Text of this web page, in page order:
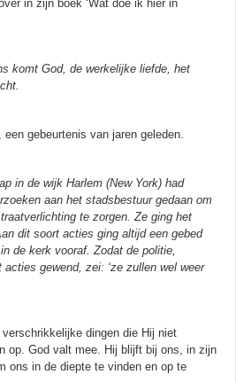
in zijn boek ‘Wat doe ik hier in
komt God, de werkelijke liefde, het
gebeurtenis van jaren geleden.
in de wijk Harlem (New York) had
aan het stadsbestuur gedaan om
te zorgen. Ze ging het
dit soort acties ging altijd een gebed
de kerk vooraf. Zodat de politie,
gewend, zei: ‘ze zullen wel weer
dingen die Hij niet
op. God valt mee. Hij blijft bij ons, in zijn
ons in de diepte te vinden en op te